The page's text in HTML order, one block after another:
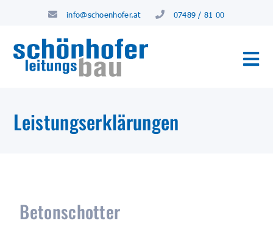
info@schoenhofer.at 07489 / 81 00
Leistungserklärungen
Betonschotter